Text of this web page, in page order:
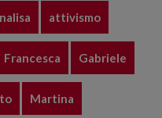
attivismo
Francesca Gabriele
Martina